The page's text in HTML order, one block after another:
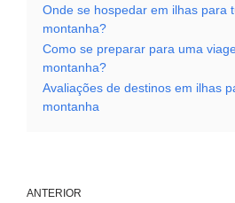
Onde se hospedar em ilhas para
montanha?
Como se preparar para uma
montanha?
Avaliações de destinos em ilhas
montanha
ANTERIOR